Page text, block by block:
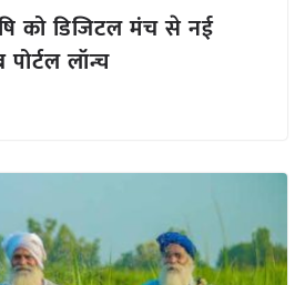
को डिजिटल मंच से नई
लॉन्च